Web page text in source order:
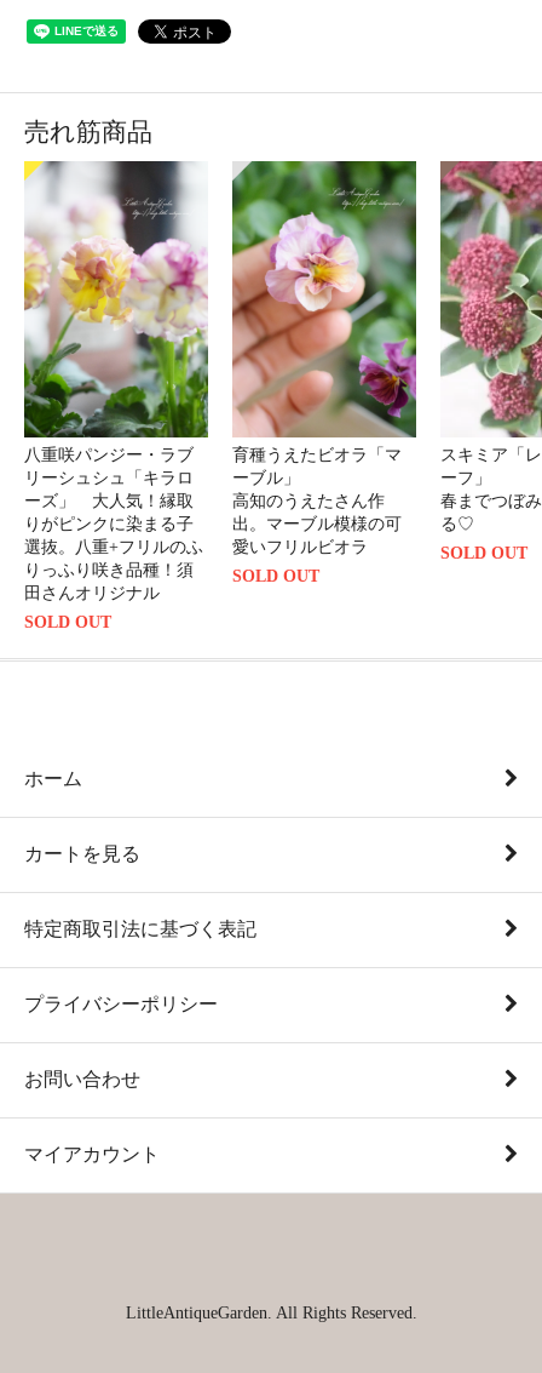
売れ筋商品
八重咲パンジー・ラブ
リーシュシュ「キラロ
ーズ」 大人気！縁取
りがピンクに染まる子
選抜。八重+フリルのふ
りっふり咲き品種！須
田さんオリジナル
SOLD OUT
育種うえたビオラ「マ
ーブル」
高知のうえたさん作
出。マーブル模様の可
愛いフリルビオラ
SOLD OUT
スキミア「
ーフ」
春までつぼ
る♡
SOLD OUT
ホーム
カートを見る
特定商取引法に基づく表記
プライバシーポリシー
お問い合わせ
マイアカウント
LittleAntiqueGarden. All Rights Reserved.